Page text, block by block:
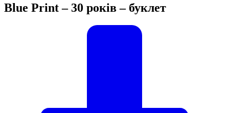
Blue Print – 30 років – буклет